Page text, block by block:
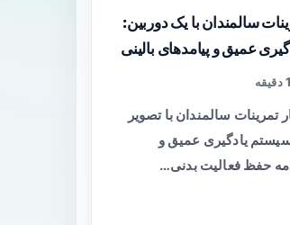
سالمندان با یک دوربین:
عمیق و پیامدهای بالینی
تمرینات سالمندان با تصویر
سیستم یادگیری عمیق و
حفظ فعالیت بدنی…